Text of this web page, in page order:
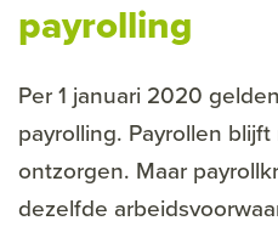
payrolling
Per 1 januari 2020
payrolling. Payrollen
ontzorgen. Maar
dezelfde